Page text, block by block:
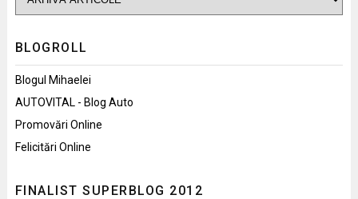
BLOGROLL
Blogul Mihaelei
AUTOVITAL - Blog Auto
Promovări Online
Felicitări Online
FINALIST SUPERBLOG 2012